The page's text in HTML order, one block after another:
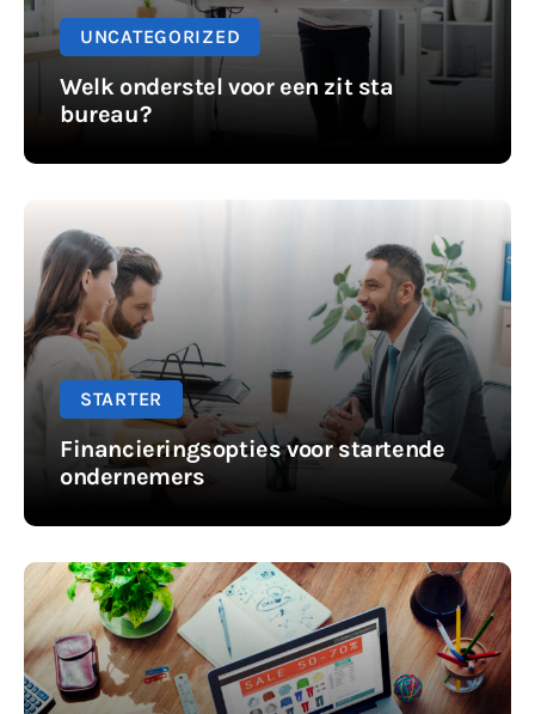
UNCATEGORIZED
Welk onderstel voor een zit sta
bureau?
STARTER
Financieringsopties voor startende
ondernemers